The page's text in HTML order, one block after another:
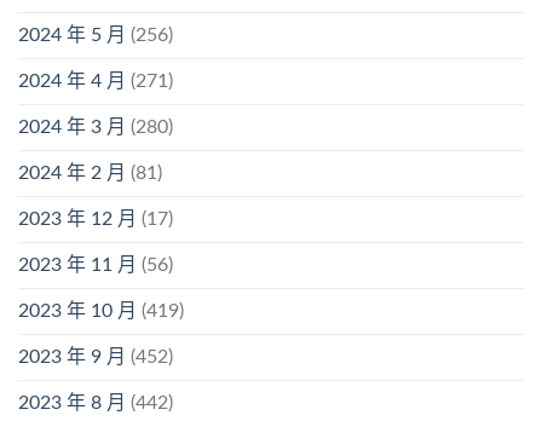
2024 年 5 月 (256)
2024 年 4 月 (271)
2024 年 3 月 (280)
2024 年 2 月 (81)
2023 年 12 月 (17)
2023 年 11 月 (56)
2023 年 10 月 (419)
2023 年 9 月 (452)
2023 年 8 月 (442)